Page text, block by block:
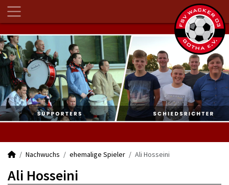
Nachwuchs ehemalige Spieler Ali Hosseini
Ali Hosseini